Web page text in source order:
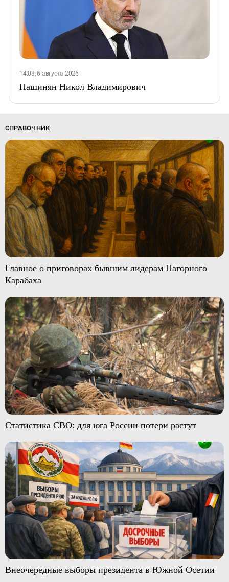
14:03, 6 августа 2026
Пашинян Никол Владимирович
СПРАВОЧНИК
Главное о приговорах бывшим лидерам Нагорного
Карабаха
Статистика СВО: для юга России потери растут
Внеочередные выборы президента в Южной Осетии